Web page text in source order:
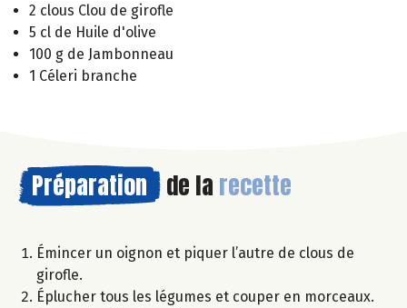
2 clous Clou de girofle
5 cl de Huile d'olive
100 g de Jambonneau
1 Céleri branche
Préparation de la recette
Émincer un oignon et piquer l’autre de clous de
girofle.
Éplucher tous les légumes et couper en morceaux.